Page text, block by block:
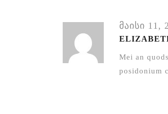
მაისი 11,
Mei an
posidonium